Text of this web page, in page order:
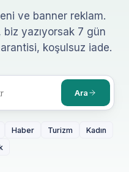
ve banner reklam.
biz yazıyorsak 7 gün
koşulsuz iade.
Ara
Haber Turizm
Kadın